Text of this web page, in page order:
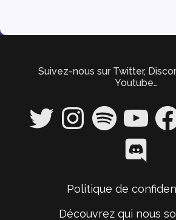
Suivez-nous sur Twitter,
Youtube…
Twitter InstagramSpotify YouTube
Discord
Politique de
Découvrez qui nous